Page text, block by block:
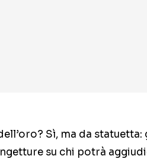
Sì, ma da statuetta:
su chi potrà